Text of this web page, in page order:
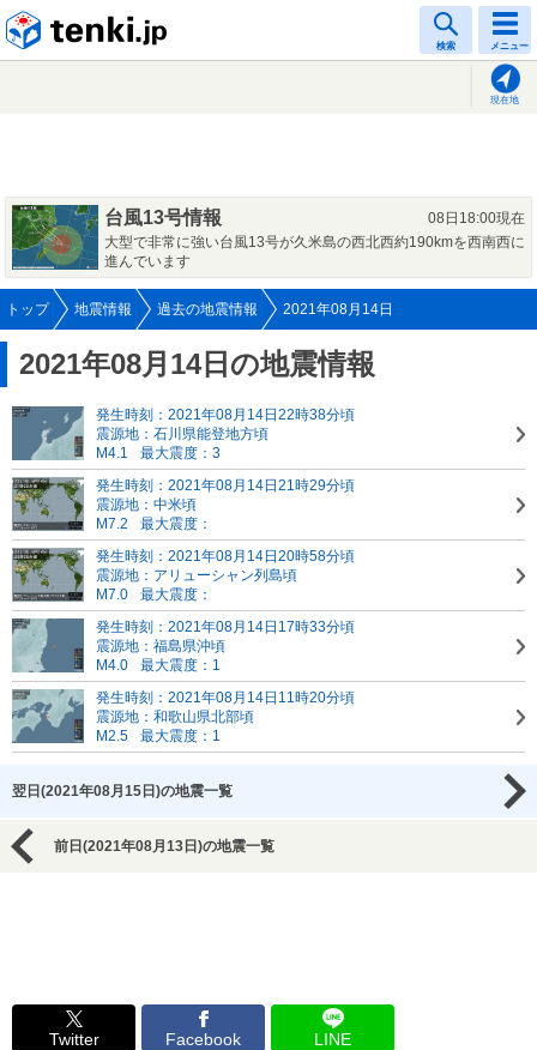
検索 メニュー
現在地
台風13号情報
08日18:00現在
大型で非常に強い台風13号が久米島の西北西約190kmを西南西に
進んでいます
トップ 地震情報 過去の地震情報 2021年08月14日
2021年08月14日の地震情報
発生時刻：2021年08月14日22時38分頃
震源地：石川県能登地方頃
M4.1
最大震度：3
発生時刻：2021年08月14日21時29分頃
震源地：中米頃
M7.2
最大震度：
発生時刻：2021年08月14日20時58分頃
震源地：アリューシャン列島頃
M7.0
最大震度：
発生時刻：2021年08月14日17時33分頃
震源地：福島県沖頃
M4.0
最大震度：1
発生時刻：2021年08月14日11時20分頃
震源地：和歌山県北部頃
M2.5
最大震度：1
翌日(2021年08月15日)の地震一覧
前日(2021年08月13日)の地震一覧
Twitter Facebook LINE